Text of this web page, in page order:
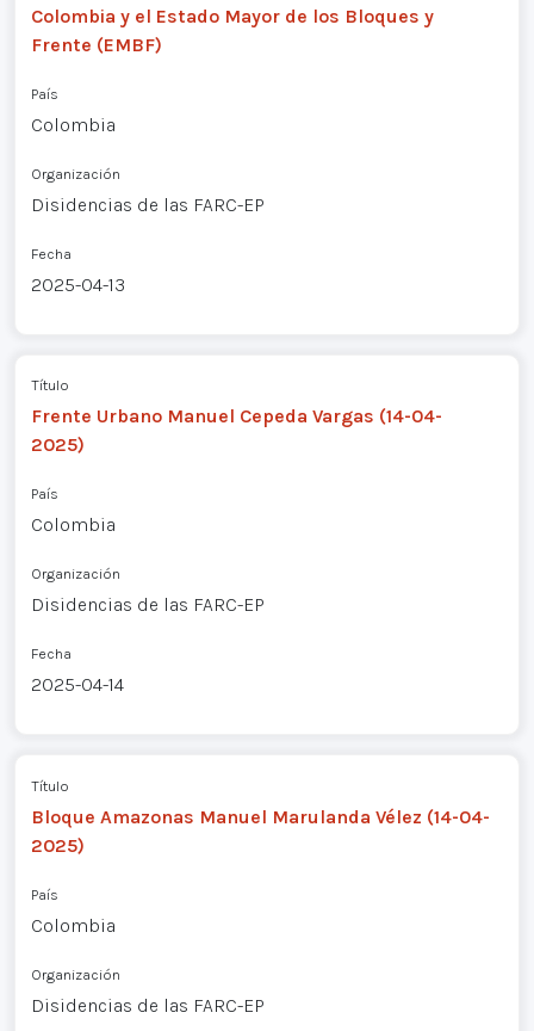
Colombia y el Estado Mayor de los Bloques y
Frente (EMBF)
País
Colombia
Organización
Disidencias de las FARC-EP
Fecha
2025-04-13
Título
Frente Urbano Manuel Cepeda Vargas (14-04-
2025)
País
Colombia
Organización
Disidencias de las FARC-EP
Fecha
2025-04-14
Título
Bloque Amazonas Manuel Marulanda Vélez (14-04-
2025)
País
Colombia
Organización
Disidencias de las FARC-EP